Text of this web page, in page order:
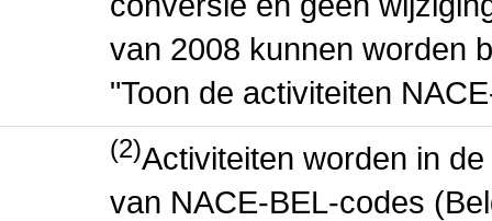
van 2008 kunnen worden
"Toon de activiteiten
(2)Activiteiten worden in
van NACE-BEL-codes